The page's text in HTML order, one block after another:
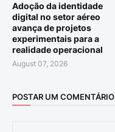
Adoção da identidade
digital no setor aéreo
avança de projetos
experimentais para a
realidade operacional
August 07, 2026
POSTAR UM COMENTÁRIO